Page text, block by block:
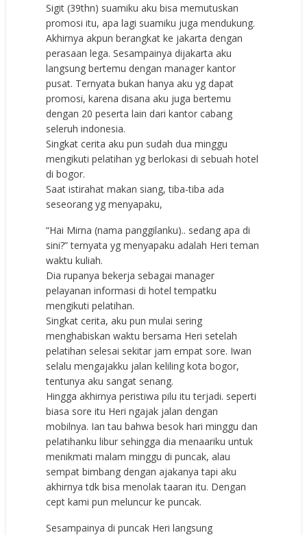
Sigit (39thn) suamiku aku bisa memutuskan
promosi itu, apa lagi suamiku juga mendukung.
Akhirnya akpun berangkat ke jakarta dengan
perasaan lega. Sesampainya dijakarta aku
langsung bertemu dengan manager kantor
pusat. Ternyata bukan hanya aku yg dapat
promosi, karena disana aku juga bertemu
dengan 20 peserta lain dari kantor cabang
seleruh indonesia.
Singkat cerita aku pun sudah dua minggu
mengikuti pelatihan yg berlokasi di sebuah hotel
di bogor.
Saat istirahat makan siang, tiba-tiba ada
seseorang yg menyapaku,
“Hai Mirna (nama panggilanku).. sedang apa di
sini?” ternyata yg menyapaku adalah Heri teman
waktu kuliah.
Dia rupanya bekerja sebagai manager
pelayanan informasi di hotel tempatku
mengikuti pelatihan.
Singkat cerita, aku pun mulai sering
menghabiskan waktu bersama Heri setelah
pelatihan selesai sekitar jam empat sore. Iwan
selalu mengajakku jalan keliling kota bogor,
tentunya aku sangat senang.
Hingga akhirnya peristiwa pilu itu terjadi. seperti
biasa sore itu Heri ngajak jalan dengan
mobilnya. Ian tau bahwa besok hari minggu dan
pelatihanku libur sehingga dia menaariku untuk
menikmati malam minggu di puncak, alau
sempat bimbang dengan ajakanya tapi aku
akhirnya tdk bisa menolak taaran itu. Dengan
cept kami pun meluncur ke puncak.
Sesampainya di puncak Heri langsung